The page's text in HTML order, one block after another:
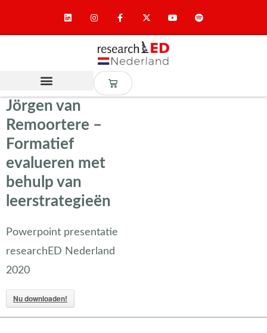
Jörgen van
Remoortere –
Formatief
evalueren met
behulp van
leerstrategieën
Powerpoint presentatie
researchED Nederland
2020
Nu downloaden!